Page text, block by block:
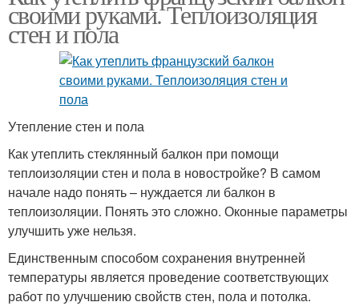
своими руками. Теплоизоляция
стен и пола
Утепление стен и пола
Как утеплить стеклянный балкон при помощи
теплоизоляции стен и пола в новостройке? В самом
начале надо понять – нуждается ли балкон в
теплоизоляции. Понять это сложно. Оконные параметры
улучшить уже нельзя.
Единственным способом сохранения внутренней
температуры является проведение соответствующих
работ по улучшению свойств стен, пола и потолка.